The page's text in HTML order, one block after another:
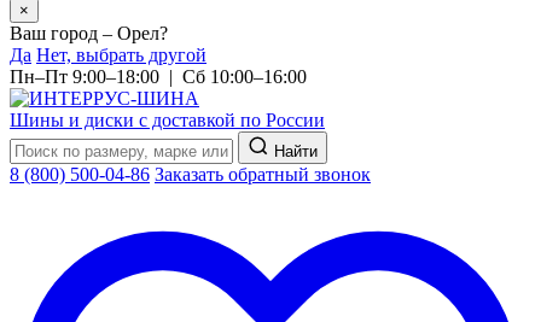
×
Ваш город – Орел?
Да Нет, выбрать другой
Пн–Пт 9:00–18:00 | Сб 10:00–16:00
Шины и диски с доставкой по России
Найти
8 (800) 500-04-86 Заказать обратный звонок